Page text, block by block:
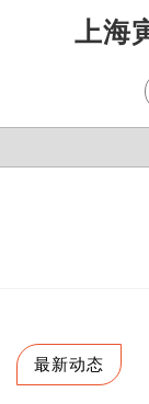
上海
Close
最新动态